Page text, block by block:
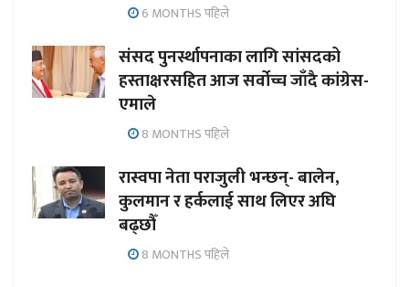
6 MONTHS पहिले
संसद पुनर्स्थापनाका लागि सांसदको
हस्ताक्षरसहित आज सर्वोच्च जाँदै कांग्रेस-
एमाले
8 MONTHS पहिले
रास्वपा नेता पराजुली भन्छन्- बालेन,
कुलमान र हर्कलाई साथ लिएर अघि
बढ्छौँ
8 MONTHS पहिले